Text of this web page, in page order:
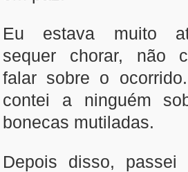
Eu estava muito
sequer chorar, não
falar sobre o
contei a ninguém
bonecas mutiladas.
Depois disso,